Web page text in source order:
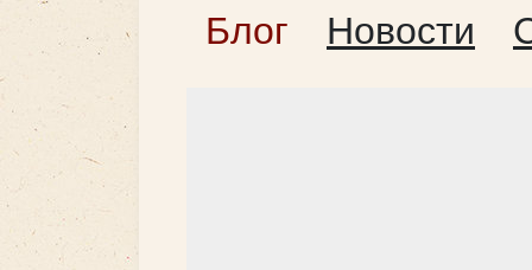
Блог Новости